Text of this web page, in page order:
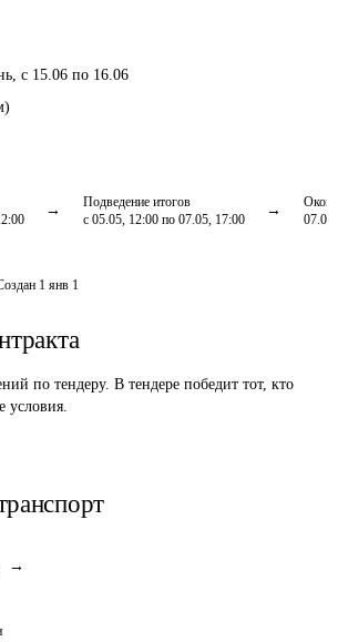
,с 15.06 по 16.06
)
Подведение итогов
с 05.05, 12:00 по 07.05, 17:00
1 янв 1
по тендеру. В тендере победит тот, кто
условия.
→